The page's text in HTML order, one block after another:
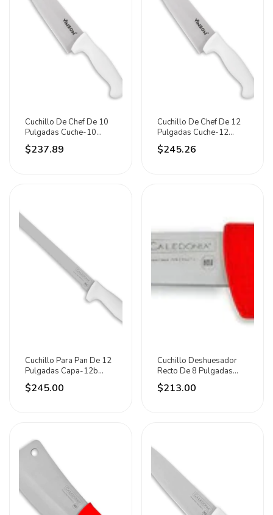
Cuchillo De Chef De 10
Pulgadas Cuche-10
Vinson Blanco
$237.89
Cuchillo De Chef De 12
Pulgadas Cuche-12
Vinson Blanco
$245.26
Cuchillo Para Pan De 12
Pulgadas Capa-12b
Caledonia Blanco
$245.00
Cuchillo Deshuesador
Recto De 8 Pulgadas
Cader-8r Caledonia Rojo
$213.00